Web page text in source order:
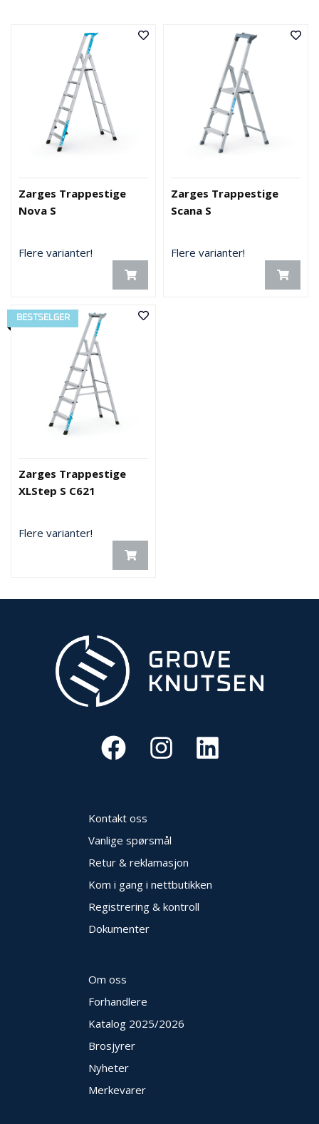
Zarges Trappestige
Nova S
Flere varianter!
Zarges Trappestige
Scana S
Flere varianter!
BESTSELGER
Zarges Trappestige
XLStep S C621
Flere varianter!
Kontakt oss
Vanlige spørsmål
Retur & reklamasjon
Kom i gang i nettbutikken
Registrering & kontroll
Dokumenter
Om oss
Forhandlere
Katalog 2025/2026
Brosjyrer
Nyheter
Merkevarer